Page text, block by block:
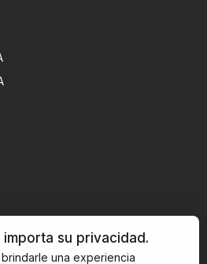
BUSCAR
importa su privacidad.
brindarle una experiencia